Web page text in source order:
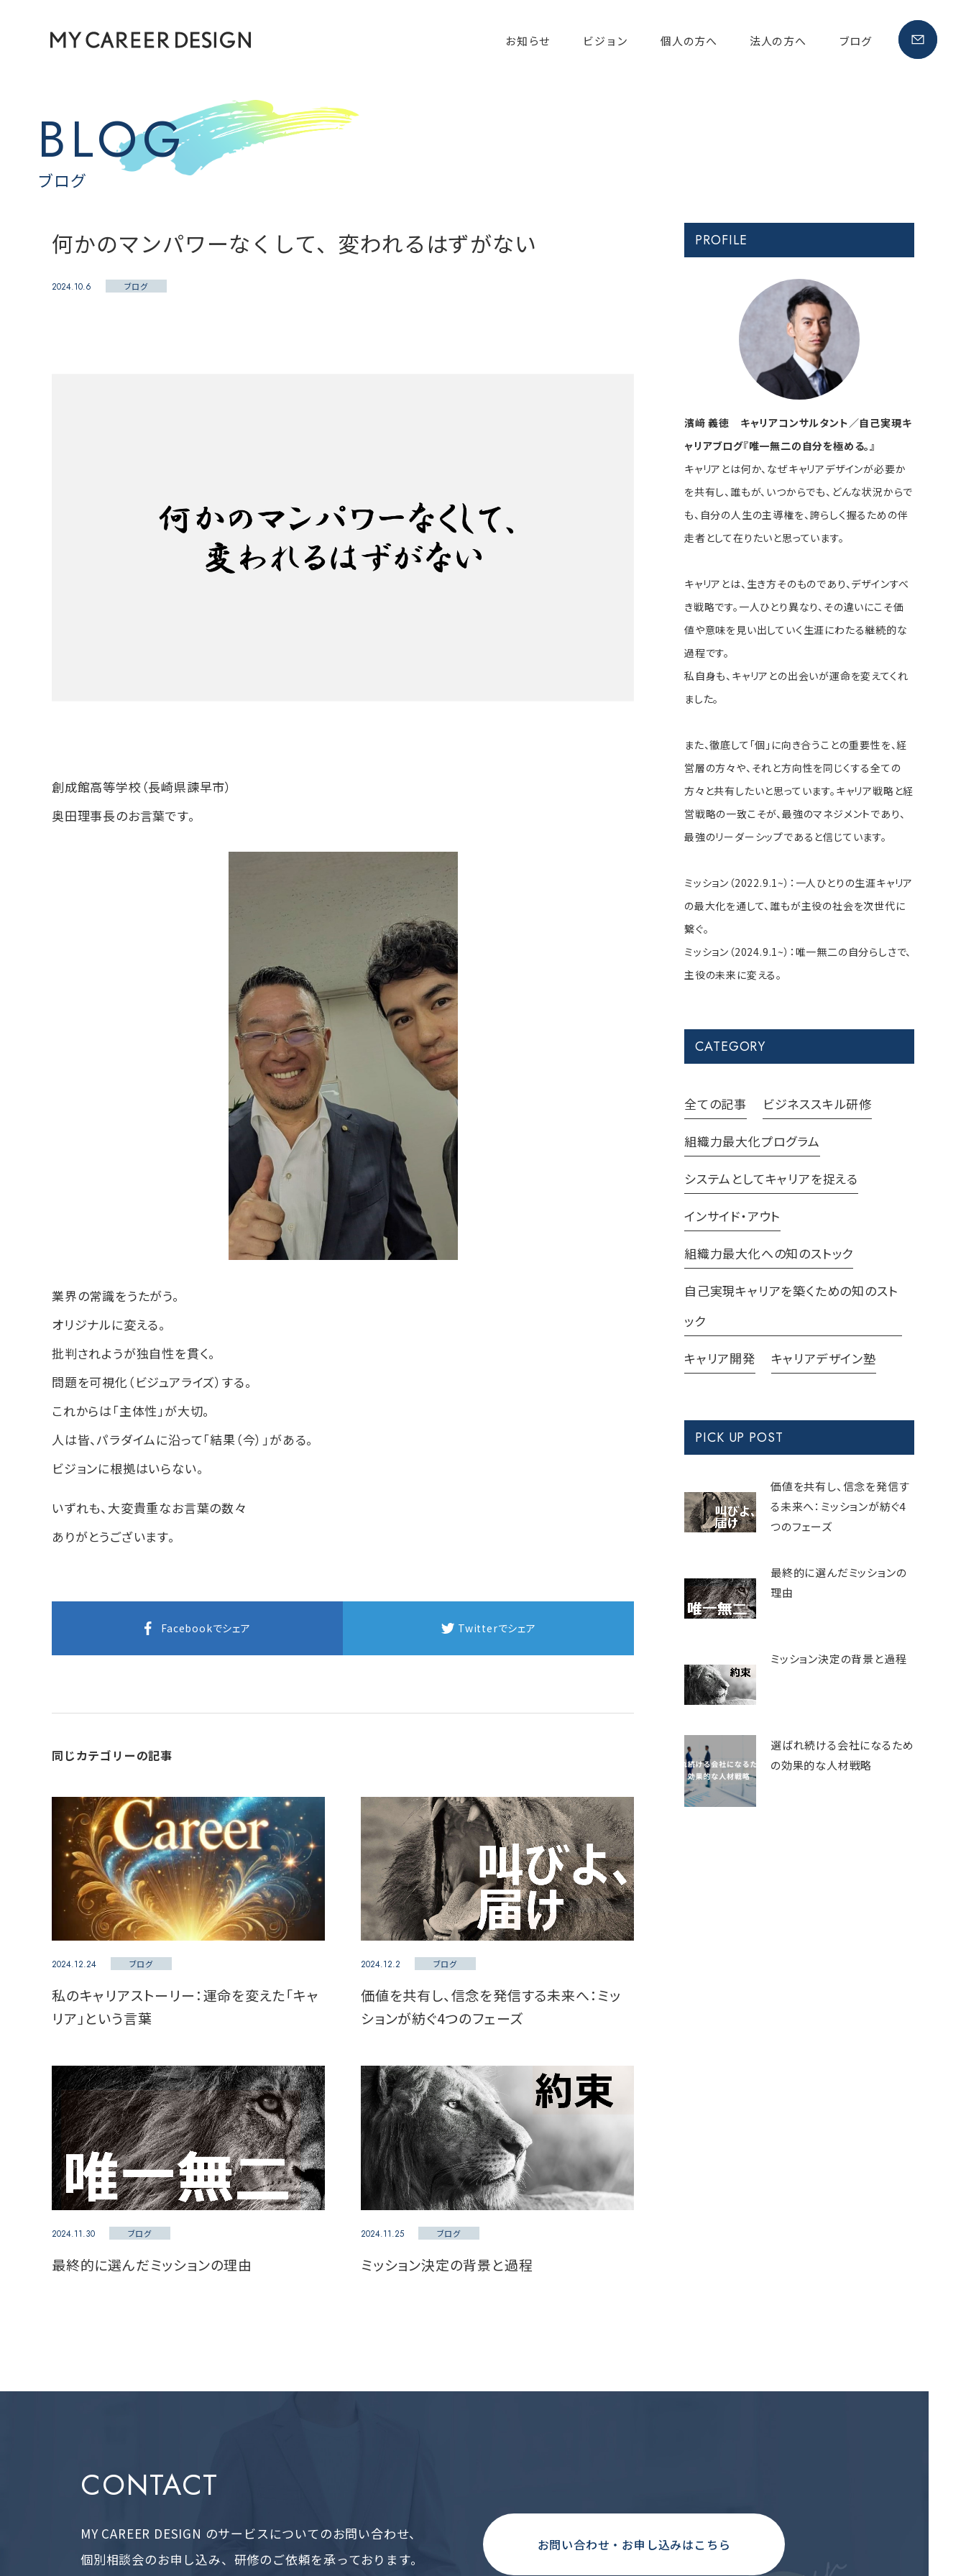
お知らせ ビジョン 個人の方へ 法人の方へ ブログ
BLOG
ブログ
何かのマンパワーなくして、変われるはずがない
2024.10.6 ブログ
創成館高等学校（長崎県諫早市）
奥田理事長のお言葉です。
業界の常識をうたがう。
オリジナルに変える。
批判されようが独自性を貫く。
問題を可視化（ビジュアライズ）する。
これからは「主体性」が大切。
人は皆、パラダイムに沿って「結果（今）」がある。
ビジョンに根拠はいらない。
いずれも、大変貴重なお言葉の数々
ありがとうございます。
Facebookでシェア Twitterでシェア
同じカテゴリーの記事
2024.12.24 ブログ
私のキャリアストーリー：運命を変えた「キャ
リア」という言葉
2024.12.2 ブログ
価値を共有し、信念を発信する未来へ：ミッ
ションが紡ぐ4つのフェーズ
2024.11.30 ブログ
最終的に選んだミッションの理由
2024.11.25 ブログ
ミッション決定の背景と過程
PROFILE
濱﨑 義徳 キャリアコンサルタント／自己実現キ
ャリアブログ『唯一無二の自分を極める。』
キャリアとは何か、なぜキャリアデザインが必要か
を共有し、誰もが、いつからでも、どんな状況からで
も、自分の人生の主導権を、誇らしく握るための伴
走者として在りたいと思っています。
キャリアとは、生き方そのものであり、デザインすべ
き戦略です。一人ひとり異なり、その違いにこそ価
値や意味を見い出していく生涯にわたる継続的な
過程です。
私自身も、キャリアとの出会いが運命を変えてくれ
ました。
また、徹底して「個」に向き合うことの重要性を、経
営層の方々や、それと方向性を同じくする全ての
方々と共有したいと思っています。キャリア戦略と経
営戦略の一致こそが、最強のマネジメントであり、
最強のリーダーシップであると信じています。
ミッション（2022.9.1~）：一人ひとりの生涯キャリア
の最大化を通して、誰もが主役の社会を次世代に
繋ぐ。
ミッション（2024.9.1~）：唯一無二の自分らしさで、
主役の未来に変える。
CATEGORY
全ての記事 ビジネススキル研修
組織力最大化プログラム
システムとしてキャリアを捉える
インサイド・アウト
組織力最大化への知のストック
自己実現キャリアを築くための知のスト
ック
キャリア開発 キャリアデザイン塾
PICK UP POST
価値を共有し、信念を発信す
る未来へ：ミッションが紡ぐ4
つのフェーズ
最終的に選んだミッションの
理由
ミッション決定の背景と過程
選ばれ続ける会社になるため
の効果的な人材戦略
CONTACT
MY CAREER DESIGN のサービスについてのお問い合わせ、
個別相談会のお申し込み、研修のご依頼を承っております。
お問い合わせ・お申し込みはこちら